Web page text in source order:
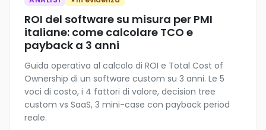
ROI del software su misura per PMI
italiane: come calcolare TCO e
payback a 3 anni
Guida operativa al calcolo di ROI e Total Cost of
Ownership di un software custom su 3 anni. Le 5
voci di costo, i 4 fattori di valore, decision tree
custom vs SaaS, 3 mini-case con payback period
reale.